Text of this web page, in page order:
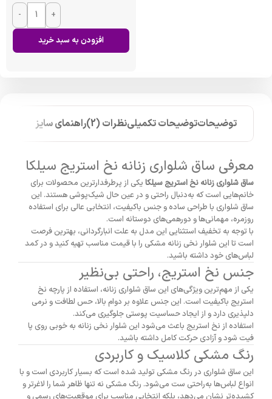
- +
افزودن به سبد خرید
توضیحاتتوضیحات تکمیلینظرات (2) راهنمای سایز
معرفی ساق شلواری زنانه نخ استریج سیلکا
ساق شلواری زنانه نخ استریج سیلکا یکی از پرطرفدارترین محصولات برای
خانم‌هایی است که به‌دنبال راحتی و در عین حال شیک‌پوشی هستند. این
ساق شلواری با طراحی ساده و جنس باکیفیت، انتخابی عالی برای استفاده
روزمره، مهمانی‌ها و دورهمی‌های دوستانه است.
با توجه به تخفیف استثنایی این مدل به علت انبارگردانی، بهترین فرصت
است تا این شلوار نخی زنانه مشکی را با قیمت مناسب تهیه کنید و در کمد
لباس‌های خود داشته باشید.
جنس نخ استریج، راحتی بی‌نظیر
یکی از مهم‌ترین ویژگی‌های این ساق شلواری زنانه، استفاده از پارچه نخ
استریج باکیفیت است. این جنس علاوه بر دوام بالا، حس لطافت و نرمی
دلپذیری دارد و از ایجاد حساسیت پوستی جلوگیری می‌کند.
استفاده از نخ استریج باعث می‌شود این شلوار نخی زنانه به خوبی روی پا
فیت شود و آزادی حرکت کامل داشته باشید.
رنگ مشکی کلاسیک و کاربردی
این ساق شلواری در رنگ مشکی تولید شده است که بسیار کاربردی است و با
انواع لباس‌ها به‌راحتی ست می‌شود. رنگ مشکی نه تنها ظاهر شما را لاغرتر و